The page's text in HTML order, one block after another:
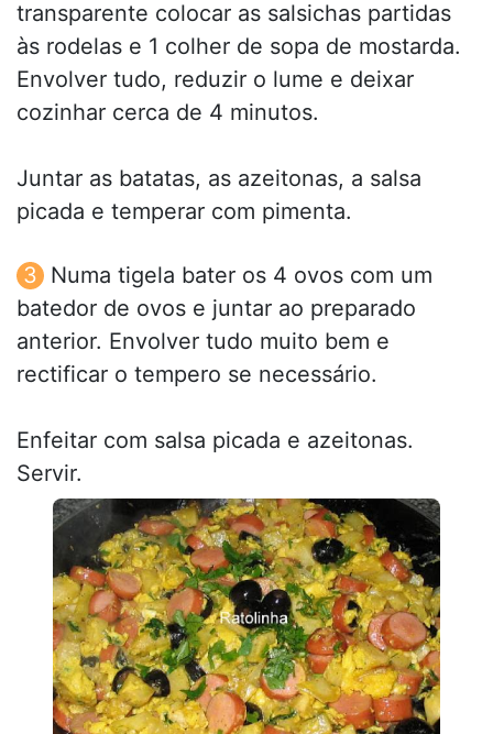
transparente colocar as salsichas partidas
às rodelas e 1 colher de sopa de mostarda.
Envolver tudo, reduzir o lume e deixar
cozinhar cerca de 4 minutos.
Juntar as batatas, as azeitonas, a salsa
picada e temperar com pimenta.
Numa tigela bater os 4 ovos com um
batedor de ovos e juntar ao preparado
anterior. Envolver tudo muito bem e
rectificar o tempero se necessário.
Enfeitar com salsa picada e azeitonas.
Servir.